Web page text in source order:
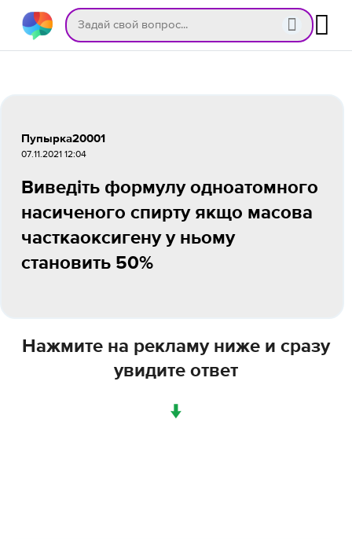
Пупырка20001
07.11.2021 12:04
Виведіть формулу одноатомного
насиченого спирту якщо масова
часткаоксигену у ньому
становить 50%
Нажмите на рекламу ниже и сразу
увидите ответ
↓